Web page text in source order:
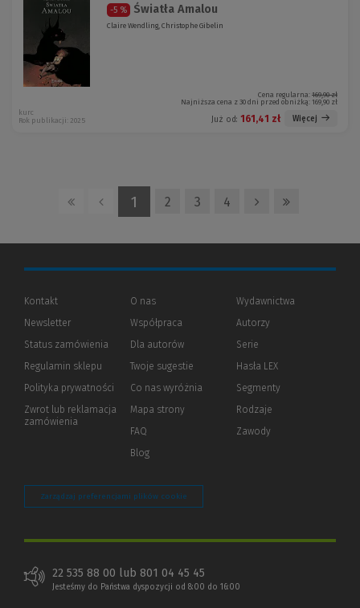
-5 % Światła Amalou
Claire Wendling, Christophe Gibelin
Cena regularna: 169,90 zł
Najniższa cena z 30 dni przed obniżką: 169,90 zł
Już od: 161,41 zł Więcej
kurc
Rok publikacji: 2025
1 2 3 4
Kontakt
Newsletter
Status zamówienia
Regulamin sklepu
Polityka prywatności (Nowe
(Link
innej
Zwrot lub reklamacja
zamówienia
O nas
Współpraca
Dla autorów(Nowe
(Link
innej
strony)
Twoje sugestie
Co nas wyróżnia
Mapa strony
FAQ
Blog
Wydawnictwa
Autorzy
Serie
Hasła LEX
Segmenty
Rodzaje
Zawody
Zarządzaj preferencjami plików cookie
22 535 88 00 lub 801 04 45 45
Jesteśmy do Państwa dyspozycji od 8:00 do 16:00